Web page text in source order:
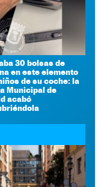
30 bolsas de
en este elemento
de su coche: la
Municipal de
acabó